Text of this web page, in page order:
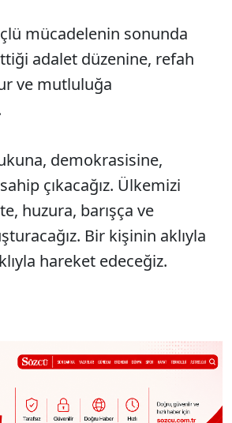
mücadelenin sonunda
adalet düzenine, refah
ve mutluluğa
demokrasisine,
çıkacağız. Ülkemizi
huzura, barışça ve
Bir kişinin aklıyla
hareket edeceğiz.